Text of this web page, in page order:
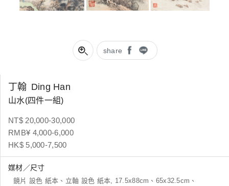
share
丁翰 Ding Han
山水(四件一組)
NT$ 20,000-30,000
RMB¥ 4,000-6,000
HK$ 5,000-7,500
媒材／尺寸
鏡片 設色 紙本、立軸 設色 紙本, 17.5x88cm、65x32.5cm、